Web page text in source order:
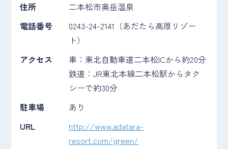
住所
二本松市奥岳温泉
電話番号
0243-24-2141（あだたら高原リゾー
ト）
アクセス
車：東北自動車道二本松ICから約20分
鉄道：JR東北本線二本松駅からタク
シーで約30分
駐車場
あり
URL
http://www.adatara-
resort.com/green/